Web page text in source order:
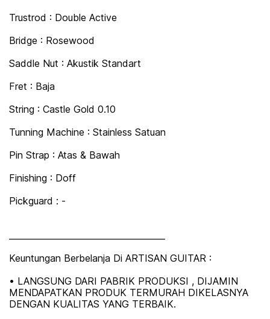
Trustrod : Double Active
Bridge : Rosewood
Saddle Nut : Akustik Standart
Fret : Baja
String : Castle Gold 0.10
Tunning Machine : Stainless Satuan
Pin Strap : Atas & Bawah
Finishing : Doff
Pickguard : -
Keuntungan Berbelanja Di ARTISAN GUITAR :
• LANGSUNG DARI PABRIK PRODUKSI , DIJAMIN
MENDAPATKAN PRODUK TERMURAH DIKELASNYA
DENGAN KUALITAS YANG TERBAIK.